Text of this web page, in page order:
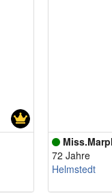
72 Jahre
Helmstedt